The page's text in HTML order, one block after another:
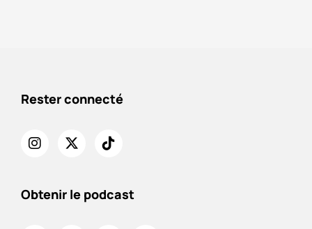
Rester connecté
Obtenir le podcast